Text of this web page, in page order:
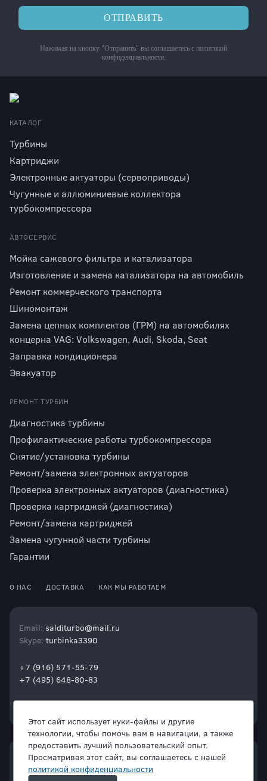
ОТПРАВИТЬ
Нажимая на кнопку "Отправить" вы соглашаетесь с политикой
конфиденциальности.
КАТАЛОГ
Турбины
Картриджи
Электронные актуаторы (сервоприводы)
Чугунные и аллюминиевые коллектора
турбокомпрессора
АВТОСЕРВИС
Мойка сажевого фильтра и катализатора
Изготовление и замена катализатора на автомобиль
Ремонт коммерческого транспорта
Шиномонтаж
Замена цепных комплектов (ГРМ) на автомобилях
концерна VAG: Volkswagen, Audi, Skoda, Seat
Заправка кондиционера
Эвакуатор
РЕМОНТ ТУРБИН
Диагностика турбины
Профилактические работы турбокомпрессора
Снятие/установка турбины
Ремонт/замена электронных актуаторов
Проверка электронных актуаторов (диагностика)
Проверка картриджей (диагностика)
Ремонт/замена картриджей
Замена чугунной части турбины
Гарантии
О НАС ДОСТАВКА КАК МЫ РАБОТАЕМ
Email: salditurbo@mail.ru
Skype: turbinka3390
+7 (916) 571-55-79
+7 (495) 648-80-83
Этот сайт использует куки-файлы и другие
технологии, чтобы помочь вам в навигации, а также
предоставить лучший пользовательский опыт.
Просматривая этот сайт, вы соглашаетесь с нашей
политикой конфиденциальности